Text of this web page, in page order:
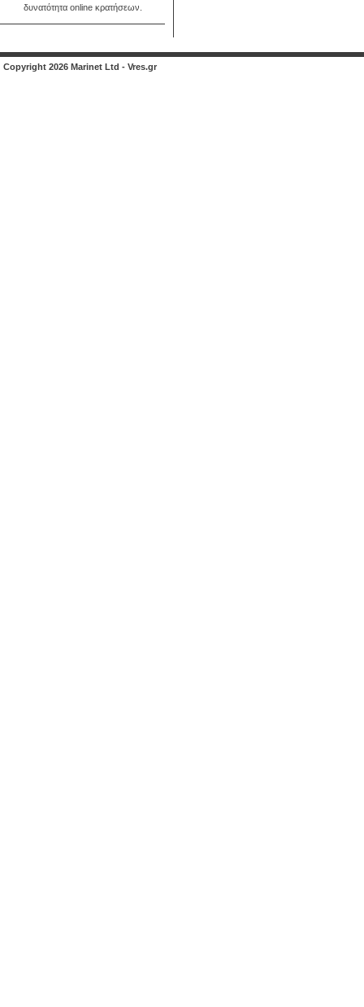
δυνατότητα online κρατήσεων.
Copyright 2026 Marinet Ltd - Vres.gr